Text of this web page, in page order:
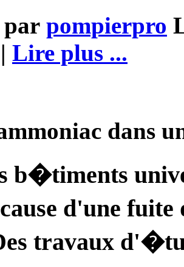
par pompierpro
Lire plus ...
dans
b�timents
d'une
travaux